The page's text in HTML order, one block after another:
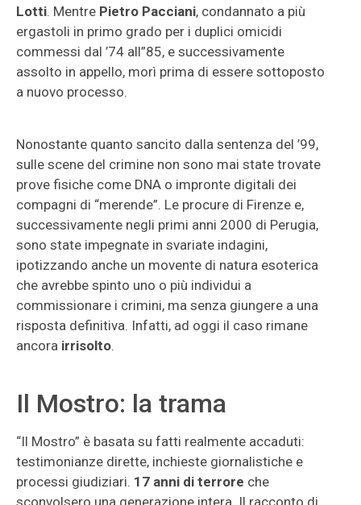
Lotti. Mentre Pietro Pacciani, condannato a più
ergastoli in primo grado per i duplici omicidi
commessi dal ’74 all”85, e successivamente
assolto in appello, morì prima di essere sottoposto
a nuovo processo.
Nonostante quanto sancito dalla sentenza del ’99,
sulle scene del crimine non sono mai state trovate
prove fisiche come DNA o impronte digitali dei
compagni di “merende”. Le procure di Firenze e,
successivamente negli primi anni 2000 di Perugia,
sono state impegnate in svariate indagini,
ipotizzando anche un movente di natura esoterica
che avrebbe spinto uno o più individui a
commissionare i crimini, ma senza giungere a una
risposta definitiva. Infatti, ad oggi il caso rimane
ancora irrisolto.
Il Mostro: la trama
“Il Mostro” è basata su fatti realmente accaduti:
testimonianze dirette, inchieste giornalistiche e
processi giudiziari. 17 anni di terrore che
sconvolsero una generazione intera. Il racconto di